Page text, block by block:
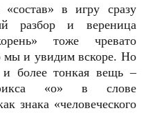
в игру сразу
разбор и вереница
тоже чревато
мы и увидим вскоре. Но
и более тонкая вещь –
«о» в слове
знака «человеческого